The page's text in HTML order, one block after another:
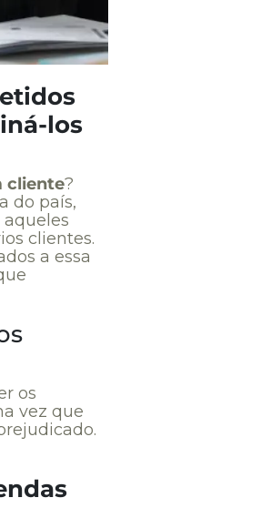
los
cliente?
do país,
clientes.
a essa
os
vez que